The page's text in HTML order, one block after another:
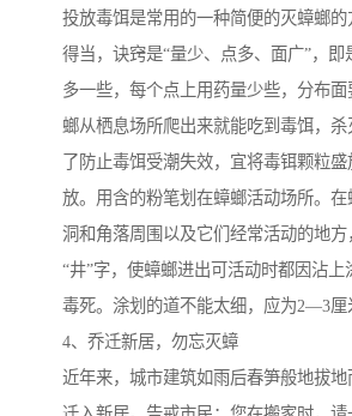
投放毒饵是常用的一种简便的灭蟑螂的
得当，诀窍是“量少、点多、面广”，即
多一些，每个点上用药量少些，分布
螂从栖息场所爬出来就能吃到毒饵，
了防止毒饵受潮失效，宜将毒铒颗粒
放。用含的粉笔划在蟑螂活动场所。在
洞和角落周围以及它们经常活动的地
“井”字，使蟑螂进出可活动时都因沾上
毒死。涂划的道不能太细，应为2—3厘
4、乔迁新居，勿忘灭蟑
近年来，城市建筑如雨后春笋般地拔